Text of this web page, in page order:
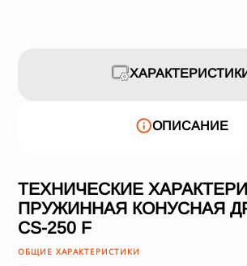
ОПИСАНИЕ
ТЕХНИЧЕСКИЕ
ПРУЖИННАЯ КОНУСНАЯ
СS-250 F
ОБЩИЕ ХАРАКТЕРИСТИКИ